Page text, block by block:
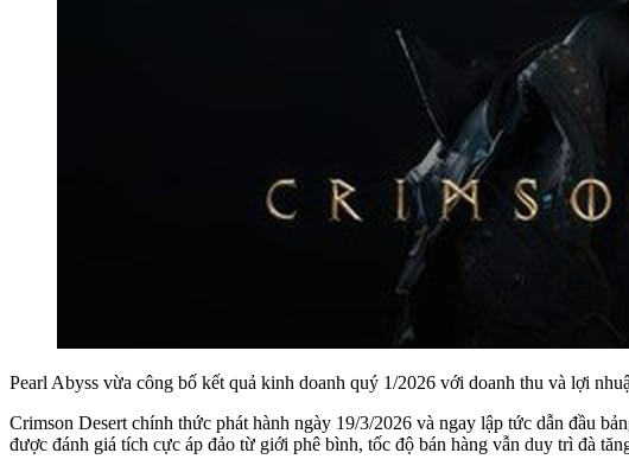
Pearl Abyss vừa công bố kết quả kinh doanh quý 1/2026 với doanh thu và lợi
Crimson Desert chính thức phát hành ngày 19/3/2026 và ngay lập tức dẫn đầu
được đánh giá tích cực áp đảo từ giới phê bình, tốc độ bán hàng vẫn duy trì đà